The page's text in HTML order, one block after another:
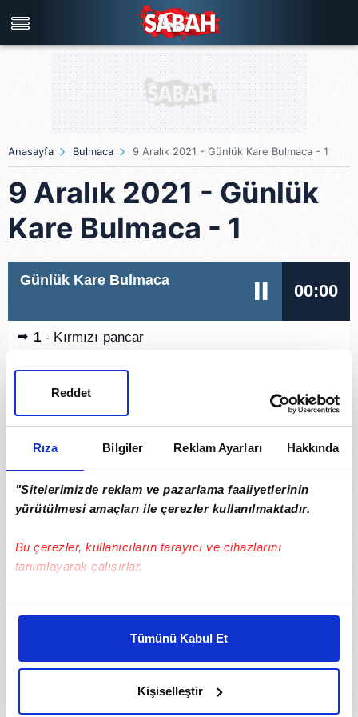
Rıza Bilgiler Reklam Ayarları Hakkında
"Sitelerimizde reklam ve pazarlama faaliyetlerinin
yürütülmesi amaçları ile çerezler kullanılmaktadır.
Bu çerezler, kullanıcıların tarayıcı ve cihazlarını
tanımlayarak çalışırlar.
Bu çerezlere izin vermeniz halinde sizlere özel
daha iyi reklam deneyimi yaşatabiliriz. Bunu yaparken
amacımızın size daha iyi bir reklam deneyimi sunmak
elimizden gelen çabayı gösterdiğimizi ve bu noktada,
Tümünü Kabul Et
Kişiselleştir
Reddet
Türkiye'nin en iyi haber sitesi
Anasayfa Bulmaca 9 Aralık 2021 - Günlük Kare Bulmaca - 1
9 Aralık 2021 - Günlük
Kare Bulmaca - 1